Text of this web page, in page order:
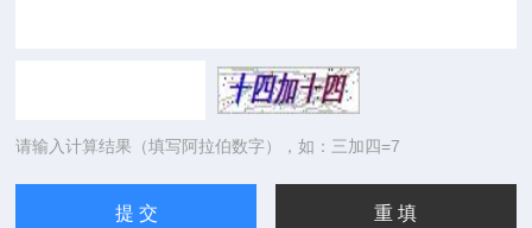
请输入计算结果（填写阿拉伯数字），如：三加四=7